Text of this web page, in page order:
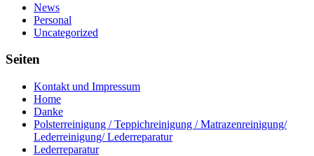
News
Personal
Uncategorized
Seiten
Kontakt und Impressum
Home
Danke
Polsterreinigung / Teppichreinigung / Matrazenreinigung/
Lederreinigung/ Lederreparatur
Lederreparatur